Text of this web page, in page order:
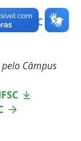
do IFSC
Câmpus